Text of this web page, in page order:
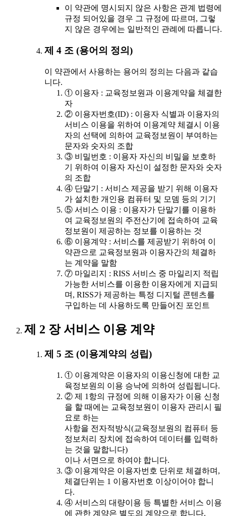
이 약관에 명시되지 않은 사항은 관계 법령에
규정 되어있을 경우 그 규정에 따르며, 그렇
지 않은 경우에는 일반적인 관례에 따릅니다.
제 4 조 (용어의 정의)
이 약관에서 사용하는 용어의 정의는 다음과 같습
니다.
① 이용자 : 교육정보원과 이용계약을 체결한
자
② 이용자번호(ID) : 이용자 식별과 이용자의
서비스 이용을 위하여 이용계약 체결시 이용
자의 선택에 의하여 교육정보원이 부여하는
문자와 숫자의 조합
③ 비밀번호 : 이용자 자신의 비밀을 보호하
기 위하여 이용자 자신이 설정한 문자와 숫자
의 조합
④ 단말기 : 서비스 제공을 받기 위해 이용자
가 설치한 개인용 컴퓨터 및 모뎀 등의 기기
⑤ 서비스 이용 : 이용자가 단말기를 이용하
여 교육정보원의 주전산기에 접속하여 교육
정보원이 제공하는 정보를 이용하는 것
⑥ 이용계약 : 서비스를 제공받기 위하여 이
약관으로 교육정보원과 이용자간의 체결하
는 계약을 말함
⑦ 마일리지 : RISS 서비스 중 마일리지 적립
가능한 서비스를 이용한 이용자에게 지급되
며, RISS가 제공하는 특정 디지털 콘텐츠를
구입하는 데 사용하도록 만들어진 포인트
제 2 장 서비스 이용 계약
제 5 조 (이용계약의 성립)
① 이용계약은 이용자의 이용신청에 대한 교
육정보원의 이용 승낙에 의하여 성립됩니다.
② 제 1항의 규정에 의해 이용자가 이용 신청
을 할 때에는 교육정보원이 이용자 관리시 필
요로 하는
사항을 전자적방식(교육정보원의 컴퓨터 등
정보처리 장치에 접속하여 데이터를 입력하
는 것을 말합니다)
이나 서면으로 하여야 합니다.
③ 이용계약은 이용자번호 단위로 체결하며,
체결단위는 1 이용자번호 이상이어야 합니
다.
④ 서비스의 대량이용 등 특별한 서비스 이용
에 관한 계약은 별도의 계약으로 합니다.